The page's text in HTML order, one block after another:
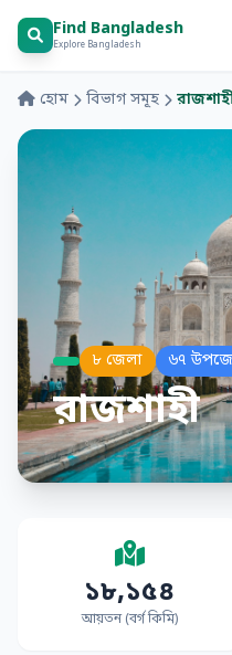
Find Bangladesh
Explore Bangladesh
হোম বিভাগ সমূহ
৮ জেলা ৬৭
রাজশাহী
১৮,১৫৪
আয়তন (বর্গ কিমি)